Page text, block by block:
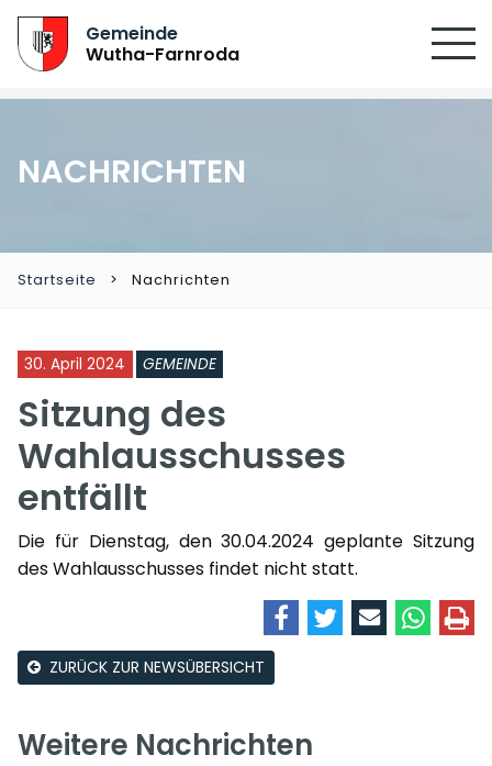
Gemeinde
Wutha-Farnroda
NACHRICHTEN
Startseite Nachrichten
30. April 2024 GEMEINDE
Sitzung des
Wahlausschusses
entfällt
Die für Dienstag, den 30.04.2024 geplante Sitzung
des Wahlausschusses findet nicht statt.
ZURÜCK ZUR NEWSÜBERSICHT
Weitere Nachrichten